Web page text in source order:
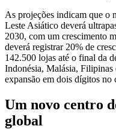
As projeções indicam que o
Leste Asiático deverá
2030, com um crescimento
deverá registrar 20% de
142.500 lojas até o final da
Indonésia, Malásia, Filipinas
expansão em dois dígitos no
Um novo centro
global